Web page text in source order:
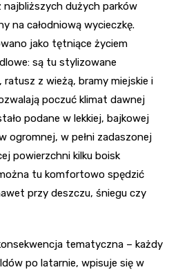
najbliższych dużych parków
na całodniową wycieczkę.
jako tętniące życiem
są tu stylizowane
ratusz z wieżą, bramy miejskie i
poczuć klimat dawnej
podane w lekkiej, bajkowej
ogromnej, w pełni zadaszonej
powierzchni kilku boisk
tu komfortowo spędzić
przy deszczu, śniegu czy
tematyczna – każdy
po latarnie, wpisuje się w